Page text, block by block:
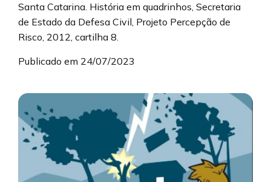
Santa Catarina. História em quadrinhos, Secretaria
de Estado da Defesa Civil, Projeto Percepção de
Risco, 2012, cartilha 8.
Publicado em 24/07/2023